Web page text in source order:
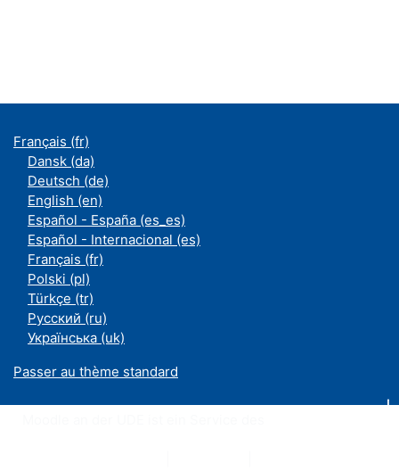
Français ‎(fr)‎
Dansk ‎(da)‎
Deutsch ‎(de)‎
English ‎(en)‎
Español - España ‎(es_es)‎
Español - Internacional ‎(es)‎
Français ‎(fr)‎
Polski ‎(pl)‎
Türkçe ‎(tr)‎
Русский ‎(ru)‎
Українська ‎(uk)‎
Passer au thème standard